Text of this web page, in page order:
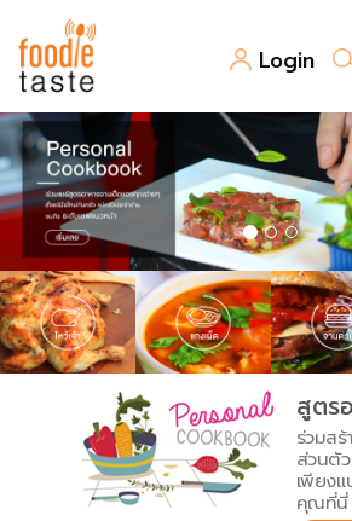
Login
สูตรอาหาร
สูตรอาหารล่าสุด
Top Foodie
พาไปชิม
สารพันก้นครัว
เคล็ดลับน่ารู้
เปรียบเทียบหน่วยการตวง
เปรียบเทียบอุณหภูมิ
เปรียบเทียบน้ำหนักวัตถุดิบ
FoodPedia
สร้าง Cookbook
สูตร
ร่วมส
ส่วนตัว
เพียง
คุณที่นี่